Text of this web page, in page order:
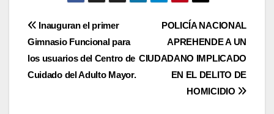
Navegación
de
entradas
POLICÍA NACIONAL
APREHENDE A UN
CIUDADANO IMPLICADO
EN EL DELITO DE
HOMICIDIO
Inauguran el primer
Gimnasio Funcional para
los usuarios del Centro de
Cuidado del Adulto Mayor.